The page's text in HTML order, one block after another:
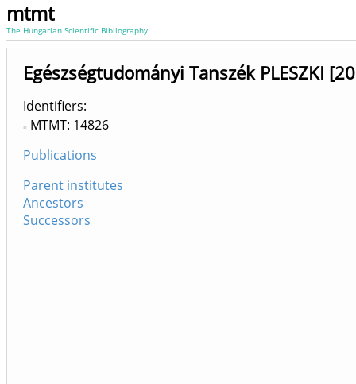
mtmt
The Hungarian Scientific Bibliography
Egészségtudományi Tanszék PLESZKI
Identifiers
MTMT: 14826
Publications
Parent institutes
Ancestors
Successors